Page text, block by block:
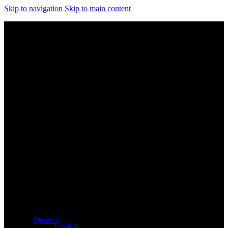
Skip to navigation Skip to main content
Deutsch
English